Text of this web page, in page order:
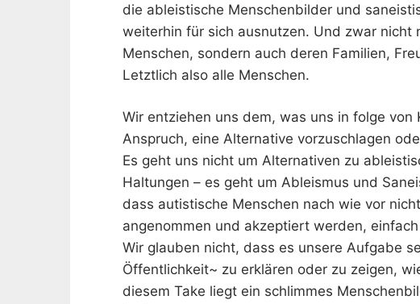
die ableistische Menschenbilder und
weiterhin für sich ausnutzen. Und zwar nicht
Menschen, sondern auch deren Familien,
Letztlich also alle Menschen.
Wir entziehen uns dem, was uns in folge
Anspruch, eine Alternative vorzuschlagen
Es geht uns nicht um Alternativen zu
Haltungen – es geht um Ableismus und
dass autistische Menschen nach wie vor
angenommen und akzeptiert werden,
Wir glauben nicht, dass es unsere Aufgabe
Öffentlichkeit~ zu erklären oder zu zeigen,
diesem Take liegt ein schlimmes